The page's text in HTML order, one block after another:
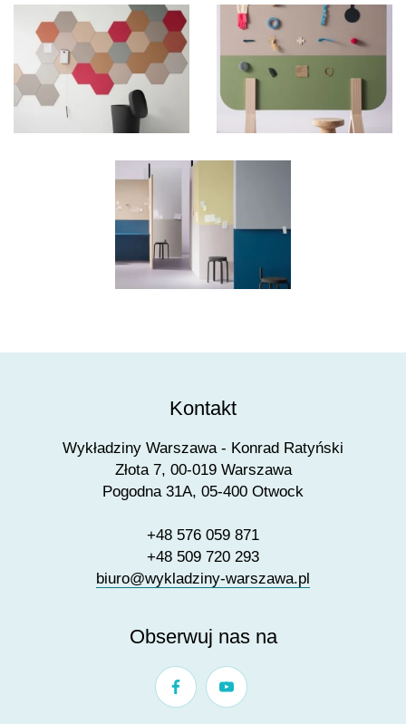
Kontakt
Wykładziny Warszawa - Konrad Ratyński
Złota 7, 00-019 Warszawa
Pogodna 31A, 05-400 Otwock
+48 576 059 871
+48 509 720 293
biuro@wykladziny-warszawa.pl
Obserwuj nas na